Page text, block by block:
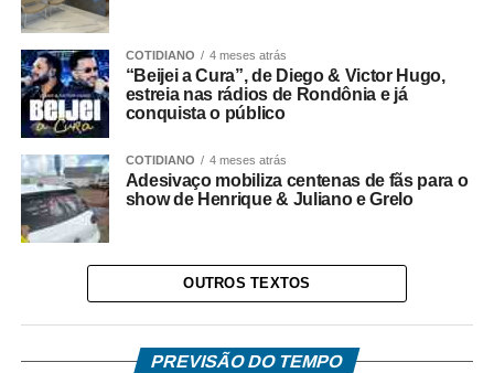
COTIDIANO 4 meses atrás
“Beijei a Cura”, de Diego & Victor Hugo,
estreia nas rádios de Rondônia e já
conquista o público
COTIDIANO 4 meses atrás
Adesivaço mobiliza centenas de fãs para o
show de Henrique & Juliano e Grelo
OUTROS TEXTOS
PREVISÃO DO TEMPO